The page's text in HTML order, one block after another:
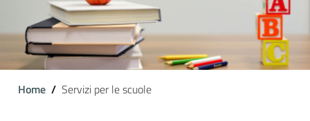
Home Servizi per le scuole